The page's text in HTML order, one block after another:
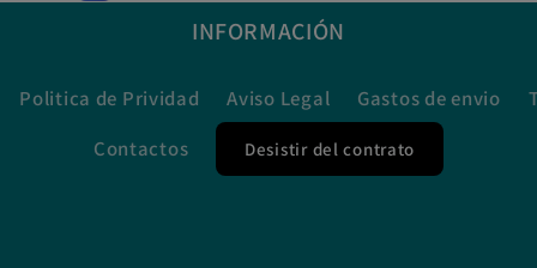
INFORMACIÓN
Politica de Prividad Aviso Legal Gastos de envio
Contactos
Desistir del contrato